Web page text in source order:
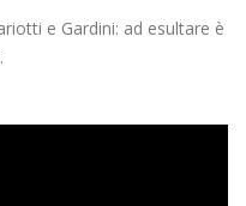
e Gardini: ad esultare è